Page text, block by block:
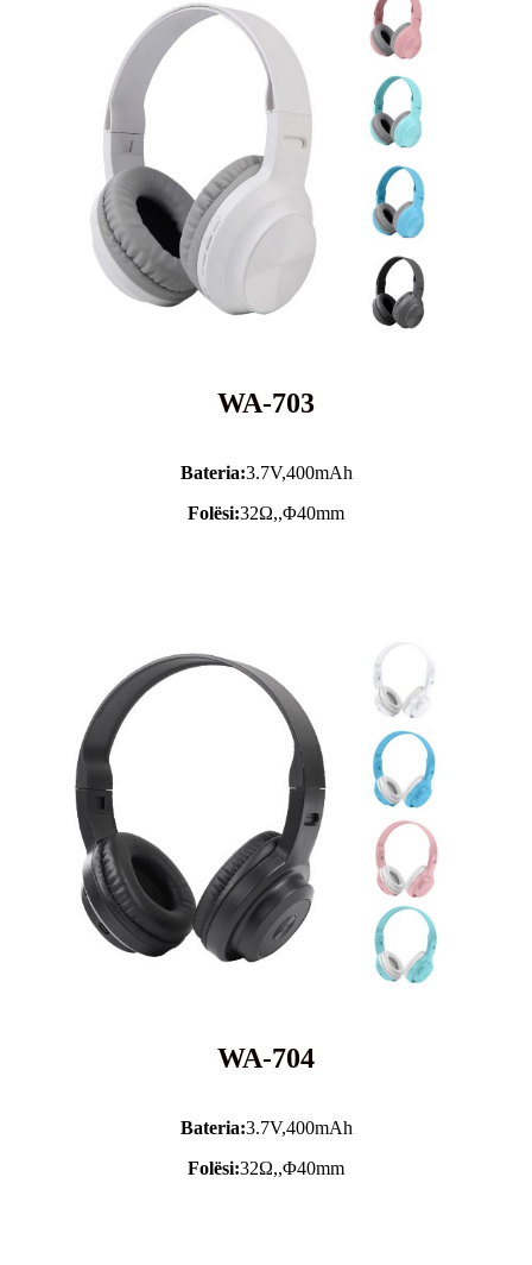
WA-703
Bateria:3.7V,400mAh
Folësi:32Ω,,Φ40mm
WA-704
Bateria:3.7V,400mAh
Folësi:32Ω,,Φ40mm